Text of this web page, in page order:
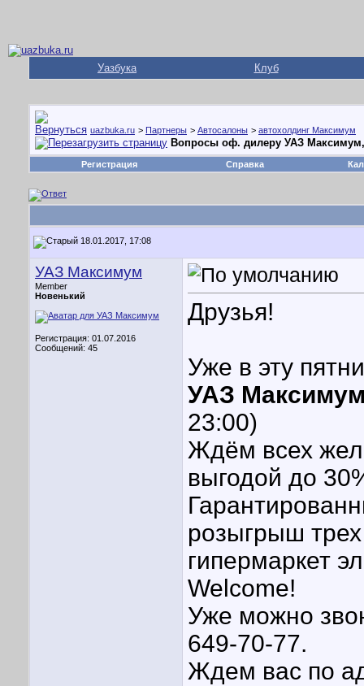
Уазбука Клуб
uazbuka.ru > Партнеры > Автосалоны > автохолдинг Максимум
Вопросы оф. дилеру УАЗ
Регистрация Справка
18.01.2017, 17:08
УАЗ Максимум
Member
Новенький
Регистрация: 01.07.2016
Сообщений: 45
Друзья!
Уже в эту
УАЗ
23:00)
Ждём всех
выгодой до
розыгрыш
гипермаркет
Welcome!
Уже можно
649-70-77.
Ждем вас по